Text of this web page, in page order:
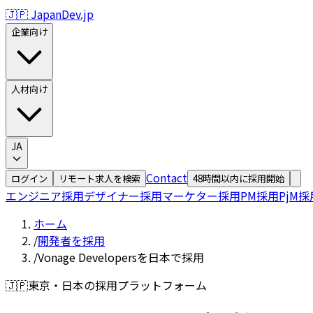
🇯🇵 JapanDev.jp
企業向け
人材向け
JA
ログイン リモート求人を検索 Contact 48時間以内に採用開始
エンジニア採用デザイナー採用マーケター採用PM採用PjM採
ホーム
/開発者を採用
/Vonage Developersを日本で採用
🇯🇵東京・日本の採用プラットフォーム